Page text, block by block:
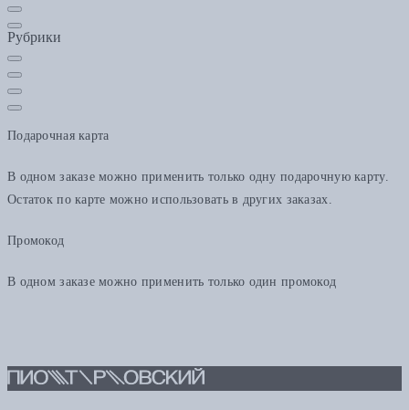
Рубрики
Подарочная карта
В одном заказе можно применить только одну подарочную карту.
Остаток по карте можно использовать в других заказах.
Промокод
В одном заказе можно применить только один промокод